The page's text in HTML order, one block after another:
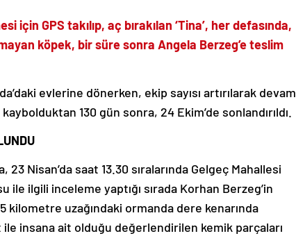
için GPS takılıp, aç bırakılan ‘Tina’, her defasında,
köpek, bir süre sonra Angela Berzeg’e teslim
evlerine dönerken, ekip sayısı artırılarak devam
130 gün sonra, 24 Ekim’de sonlandırıldı.
Nisan’da saat 13.30 sıralarında Gelgeç Mahallesi
ile ilgili inceleme yaptığı sırada Korhan Berzeg’in
kilometre uzağındaki ormanda dere kenarında
ile insana ait olduğu değerlendirilen kemik parçaları